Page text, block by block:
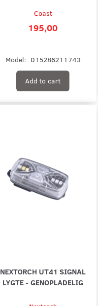
Coast
195,00
Model: 015286211743
Add to cart
NEXTORCH UT41 SIGNAL
LYGTE - GENOPLADELIG